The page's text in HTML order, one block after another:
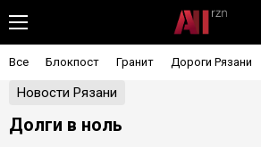
Все Блокпост Гранит Дороги Рязани
Новости Рязани
Долги в ноль